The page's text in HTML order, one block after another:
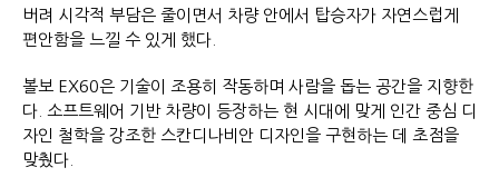
버려 시각적 부담은 줄이면서 차량 안에서 탑승자가 자연스럽게
편안함을 느낄 수 있게 했다.
볼보 EX60은 기술이 조용히 작동하며 사람을 돕는 공간을 지향한
다. 소프트웨어 기반 차량이 등장하는 현 시대에 맞게 인간 중심 디
자인 철학을 강조한 스칸디나비안 디자인을 구현하는 데 초점을
맞췄다.